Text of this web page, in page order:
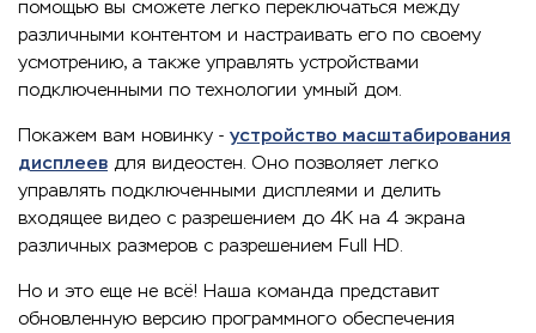
помощью вы сможете легко переключаться между
различными контентом и настраивать его по своему
усмотрению, а также управлять устройствами
подключенными по технологии умный дом.
Покажем вам новинку - устройство масштабирования
дисплеев для видеостен. Оно позволяет легко
управлять подключенными дисплеями и делить
входящее видео с разрешением до 4K на 4 экрана
различных размеров с разрешением Full HD.
Но и это еще не всё! Наша команда представит
обновленную версию программного обеспечения